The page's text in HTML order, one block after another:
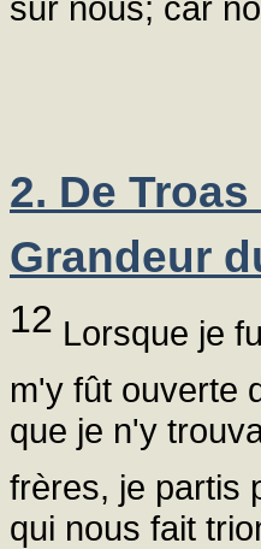
sur nous; car
2. De
Grandeur
12 Lorsque je
m'y fût ouverte
que je n'y
frères, je partis
qui nous fait